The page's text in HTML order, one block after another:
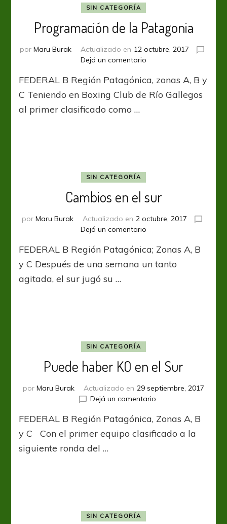
SIN CATEGORÍA
Programación de la Patagonia
por Maru Burak Actualizado en 12 octubre, 2017
Dejá un comentario
de
la
FEDERAL B Región Patagónica, zonas A, B y
C Teniendo en Boxing Club de Río Gallegos
al primer clasificado como …
SIN CATEGORÍA
Cambios en el sur
por Maru Burak Actualizado en 2 octubre, 2017
Dejá un comentario
en
el
FEDERAL B Región Patagónica; Zonas A, B
y C Después de una semana un tanto
agitada, el sur jugó su …
SIN CATEGORÍA
Puede haber KO en el Sur
por Maru Burak Actualizado en 29 septiembre, 2017
Dejá un comentarioen
haber
KO
FEDERAL B Región Patagónica, Zonas A, B
y C Con el primer equipo clasificado a la
siguiente ronda del …
SIN CATEGORÍA